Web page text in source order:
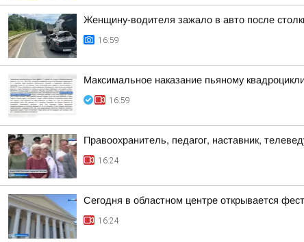
Женщину-водителя зажало в авто после
16:59
Максимальное наказание пьяному
16:59
Правоохранитель, педагог, наставник,
16:24
Сегодня в областном центре открывается
16:24